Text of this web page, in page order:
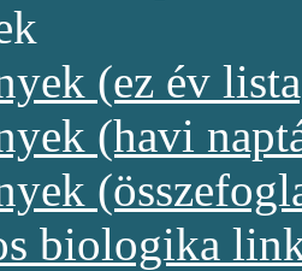
(ez év
(havi
biologika